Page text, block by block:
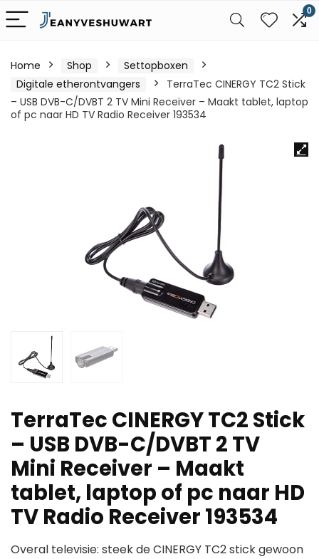
0
Home Shop
Settopboxen
Digitale etherontvangers
TerraTec CINERGY TC2 Stick
– USB DVB-C/DVBT 2 TV Mini Receiver – Maakt tablet, laptop
of pc naar HD TV Radio Receiver 193534
TerraTec CINERGY TC2 Stick
– USB DVB-C/DVBT 2 TV
Mini Receiver – Maakt
tablet, laptop of pc naar HD
TV Radio Receiver 193534
Overal televisie: steek de CINERGY TC2 stick gewoon